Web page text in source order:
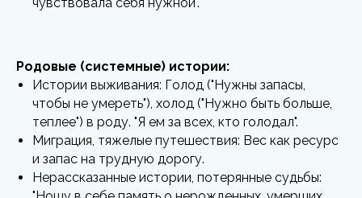
Родовые (системные) истории:
Истории выживания: Голод ("Нужны запасы,
чтобы не умереть"), холод ("Нужно быть больше,
теплее") в роду. "Я ем за всех, кто голодал".
Миграция, тяжелые путешествия: Вес как ресурс
и запас на трудную дорогу.
Нерассказанные истории, потерянные судьбы: